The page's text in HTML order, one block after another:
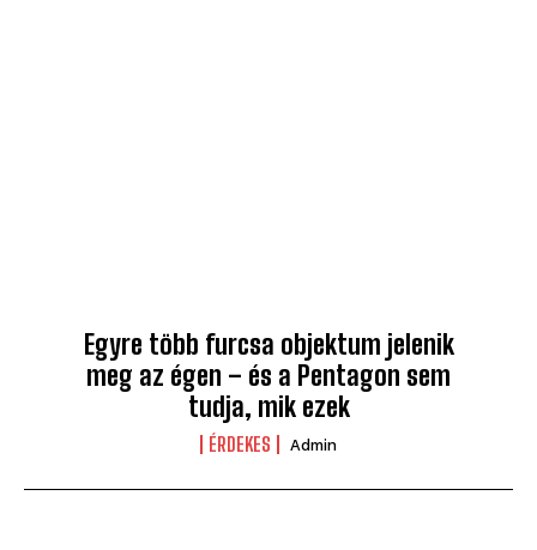
Egyre több furcsa objektum jelenik
meg az égen – és a Pentagon sem
tudja, mik ezek
ÉRDEKES Admin